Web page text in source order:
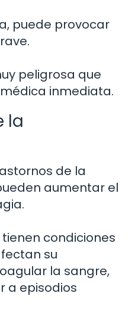
puede provocar
peligrosa que
inmediata.
la
de la
aumentar el
condiciones
su
la sangre,
a episodios